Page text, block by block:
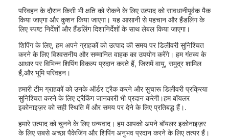
परिवहन के दौरान किसी भी क्षति को रोकने के लिए उत्पाद को सावधानीपूर्वक पैक
किया जाएगा और कुशन किया जाएगा। यह आसानी से पहचान और हैंडलिंग के
लिए स्पष्ट निर्देशों और हैंडलिंग दिशानिर्देशों के साथ लेबल किया जाएगा।
शिपिंग के लिए, हम अपने ग्राहकों को उत्पाद की समय पर डिलीवरी सुनिश्चित
करने के लिए विश्वसनीय और सम्मानित वाहक का उपयोग करेंगे। हम गंतव्य के
आधार पर विभिन्न शिपिंग विकल्प प्रदान करते हैं, जिसमें वायु, समुद्र शामिल
हैं,और भूमि परिवहन।
हमारी टीम ग्राहकों को उनके ऑर्डर ट्रैक करने और सुचारू डिलीवरी प्रक्रिया
सुनिश्चित करने के लिए ट्रैकिंग जानकारी भी प्रदान करेगी।हम बॉयलर
इकोनाइज़र को सही स्थिति में और समय पर देने के लिए प्रतिबद्ध हैं।.
हमारे उत्पाद को चुनने के लिए धन्यवाद। हम आपको अपने बॉयलर इकोनाइज़र
के लिए सबसे अच्छा पैकेजिंग और शिपिंग अनुभव प्रदान करने के लिए तत्पर हैं।